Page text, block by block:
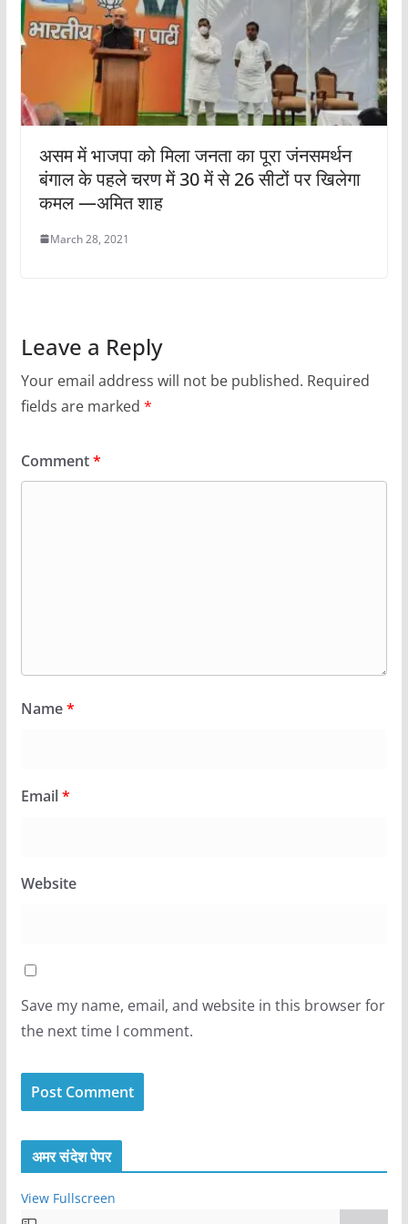
असम में भाजपा को मिला जनता का पूरा जंनसमर्थन
बंगाल के पहले चरण में 30 में से 26 सीटों पर खिलेगा
कमल —अमित शाह
March 28, 2021
Leave a Reply
Your email address will not be published. Required
fields are marked *
Comment*
Name*
Email*
Website
Save my name, email, and website in this browser for
the next time I comment.
अमर संदेश पेपर
View Fullscreen
S